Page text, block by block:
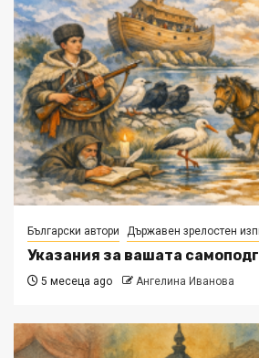
Български автори Държавен зрелостен
Указания за вашата
5 месеца ago Ангелина Иванова